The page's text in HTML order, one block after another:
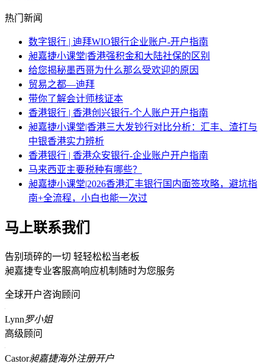
热门新闻
数字银行 | 迪拜WIO银行企业账户-开户指南
昶嘉捷小课堂|香港强积金和大陆社保的区别
给您揭秘墨西哥为什么那么受欢迎的原因
贸易之都—迪拜
带你了解会计师核证本
香港银行 | 香港创兴银行-个人账户开户指南
昶嘉捷小课堂|香港三大发钞行对比分析：汇丰、渣打与
中银香港实力辨析
香港银行 | 香港众安银行-企业账户开户指南
马来西亚主要税种有哪些？
昶嘉捷小课堂|2026香港汇丰银行国内面签攻略，避坑指
南+全流程，小白也能一次过
马上联系我们
告别琐碎的一切 轻轻松松当老板
昶嘉捷专业客服高响应机制随时为您服务
全球开户咨询顾问
Lynn罗小姐
高级顾问
Castor昶嘉捷海外注册开户